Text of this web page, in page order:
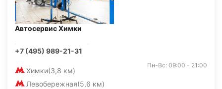
Автосервис Химки
+7 (495) 989-21-31
Химки(3,8 км)
Левобережная(5,6 км)
Пн-Вс: 09:00 - 21:00